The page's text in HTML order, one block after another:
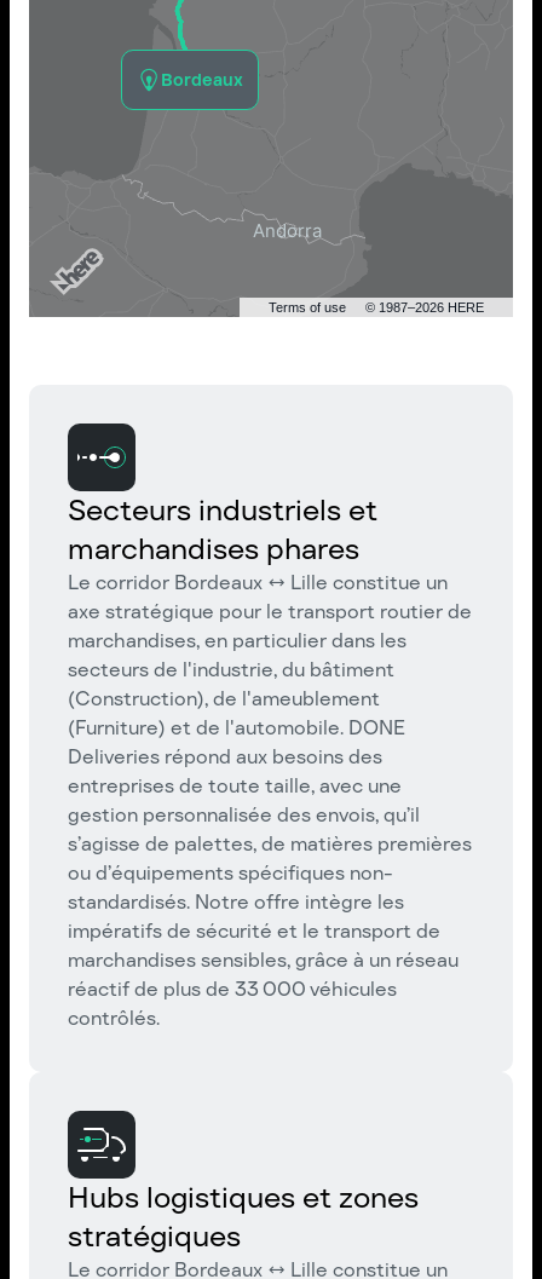
Bordeaux
Terms of use © 1987–2026 HERE
Secteurs industriels et
marchandises phares
Le corridor Bordeaux ↔ Lille constitue un
axe stratégique pour le transport routier de
marchandises, en particulier dans les
secteurs de l'industrie, du bâtiment
(Construction), de l'ameublement
(Furniture) et de l'automobile. DONE
Deliveries répond aux besoins des
entreprises de toute taille, avec une
gestion personnalisée des envois, qu’il
s’agisse de palettes, de matières premières
ou d’équipements spécifiques non-
standardisés. Notre offre intègre les
impératifs de sécurité et le transport de
marchandises sensibles, grâce à un réseau
réactif de plus de 33 000 véhicules
contrôlés.
Hubs logistiques et zones
stratégiques
Le corridor Bordeaux ↔ Lille constitue un